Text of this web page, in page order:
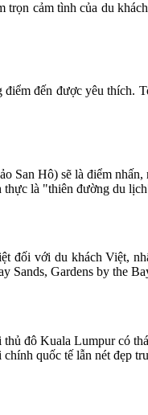
cảm tình của du
đến được yêu thích.
San Hô) sẽ là điểm
thực là "thiên đường du
đối với du khách Việt,
Gardens by the
đô Kuala Lumpur có
quốc tế lẫn nét đẹp